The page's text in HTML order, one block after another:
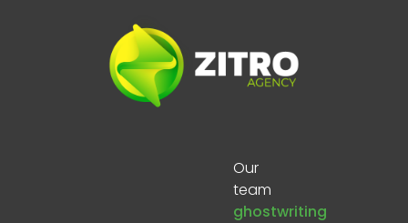
Our
team
ghostwriting